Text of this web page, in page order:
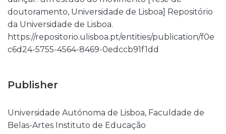
doutoramento, Universidade de Lisboa] Repositório
da Universidade de Lisboa.
https://repositorio.ulisboa.pt/entities/publication/f0e
c6d24-5755-4564-8469-0edccb91f1dd
Publisher
Universidade Autónoma de Lisboa, Faculdade de
Belas-Artes Instituto de Educação